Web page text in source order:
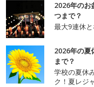
2026年のお
つまで？
最大9連休
2026年の夏
まで？
学校の夏休
ク！夏レジ